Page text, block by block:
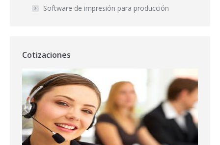
Software de impresión para producción
Cotizaciones